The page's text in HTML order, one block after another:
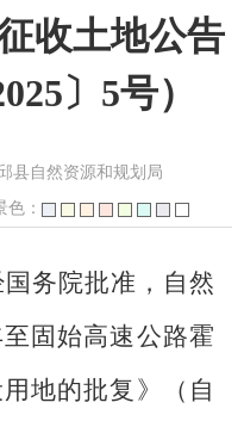
收土地公告
〕5号）
县自然资源和规划局
：
国务院批准，自然
固始高速公路霍
地的批复》（ 自